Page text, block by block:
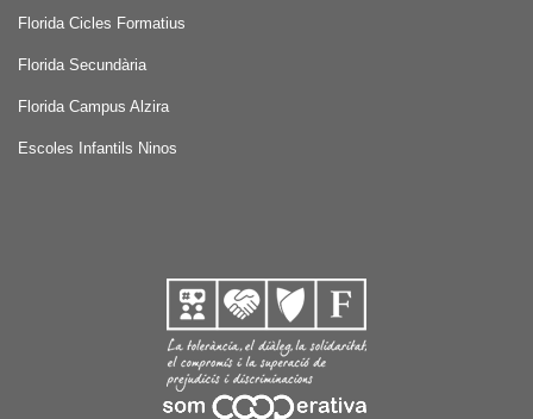
Florida Cicles Formatius
Florida Secundària
Florida Campus Alzira
Escoles Infantils Ninos